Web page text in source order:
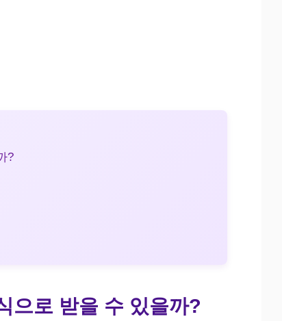
?
으로 받을 수 있을까?